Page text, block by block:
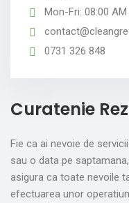
Mon-Fri: 08:00
0731 326 848
Curatenie
Fie ca ai nevoie de
sau o data pe
asigura ca toate nevoile
efectuarea unor